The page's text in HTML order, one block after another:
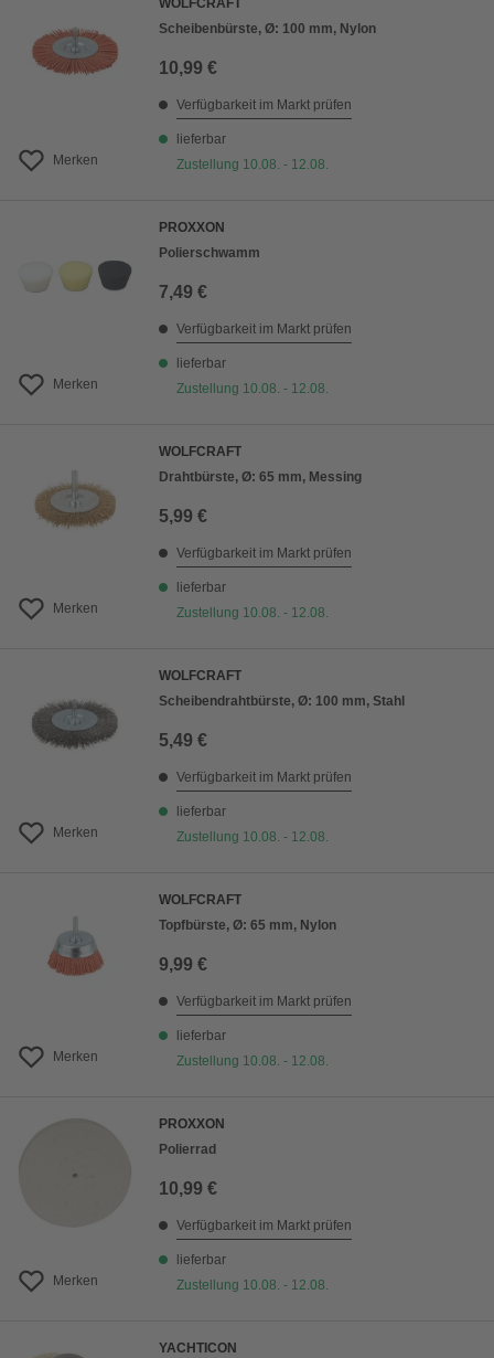
Merken
WOLFCRAFT
Scheibenbürste, Ø: 100 mm, Nylon
10,99 €
Verfügbarkeit im Markt prüfen
lieferbar
Zustellung 10.08. - 12.08.
Merken
PROXXON
Polierschwamm
7,49 €
Verfügbarkeit im Markt prüfen
lieferbar
Zustellung 10.08. - 12.08.
Merken
WOLFCRAFT
Drahtbürste, Ø: 65 mm, Messing
5,99 €
Verfügbarkeit im Markt prüfen
lieferbar
Zustellung 10.08. - 12.08.
Merken
WOLFCRAFT
Scheibendrahtbürste, Ø: 100 mm, Stahl
5,49 €
Verfügbarkeit im Markt prüfen
lieferbar
Zustellung 10.08. - 12.08.
Merken
WOLFCRAFT
Topfbürste, Ø: 65 mm, Nylon
9,99 €
Verfügbarkeit im Markt prüfen
lieferbar
Zustellung 10.08. - 12.08.
Merken
PROXXON
Polierrad
10,99 €
Verfügbarkeit im Markt prüfen
lieferbar
Zustellung 10.08. - 12.08.
YACHTICON